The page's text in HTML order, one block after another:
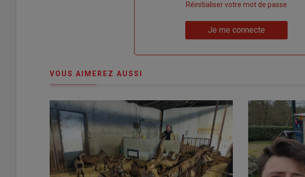
compte"
Réinitialiser votre mot de passe
Je me connecte
VOUS AIMEREZ AUSSI